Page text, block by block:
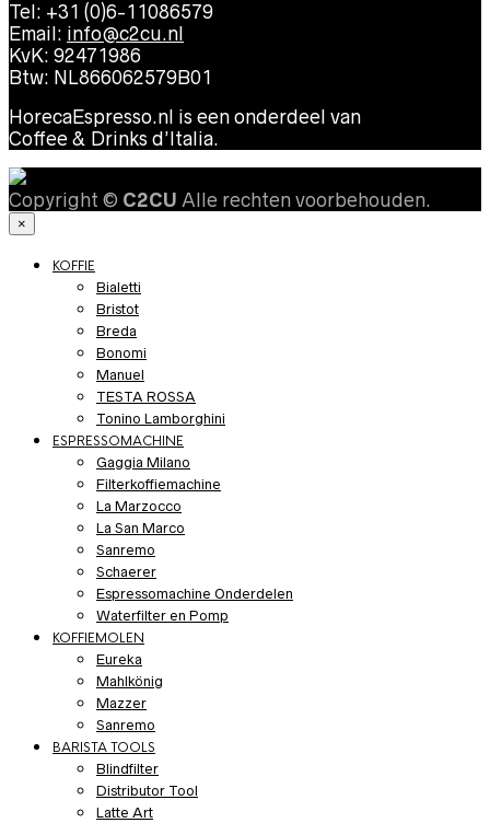
Tel: +31 (0)6-11086579
Email: info@c2cu.nl
KvK: 92471986
Btw: NL866062579B01
HorecaEspresso.nl is een onderdeel van
Coffee & Drinks d’Italia.
Copyright © C2CU Alle rechten voorbehouden.
×
KOFFIE
Bialetti
Bristot
Breda
Bonomi
Manuel
TESTA ROSSA
Tonino Lamborghini
ESPRESSOMACHINE
Gaggia Milano
Filterkoffiemachine
La Marzocco
La San Marco
Sanremo
Schaerer
Espressomachine Onderdelen
Waterfilter en Pomp
KOFFIEMOLEN
Eureka
Mahlkönig
Mazzer
Sanremo
BARISTA TOOLS
Blindfilter
Distributor Tool
Latte Art